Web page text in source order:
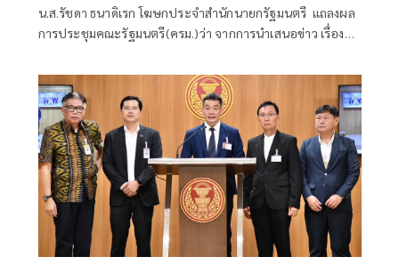
น.ส.รัชดา ธนาดิเรก โฆษกประจำสำนักนายกรัฐมนตรี แถลงผล
การประชุมคณะรัฐมนตรี(ครม.)ว่า จากการนำเสนอข่าว เรื่อง
ร่วมรัฐบาลและนายกฯไปแล้วว่า รัฐบาลนี้มีเสถียรภาพและ
ทำงานร่วมกันอย่างเต็มที่